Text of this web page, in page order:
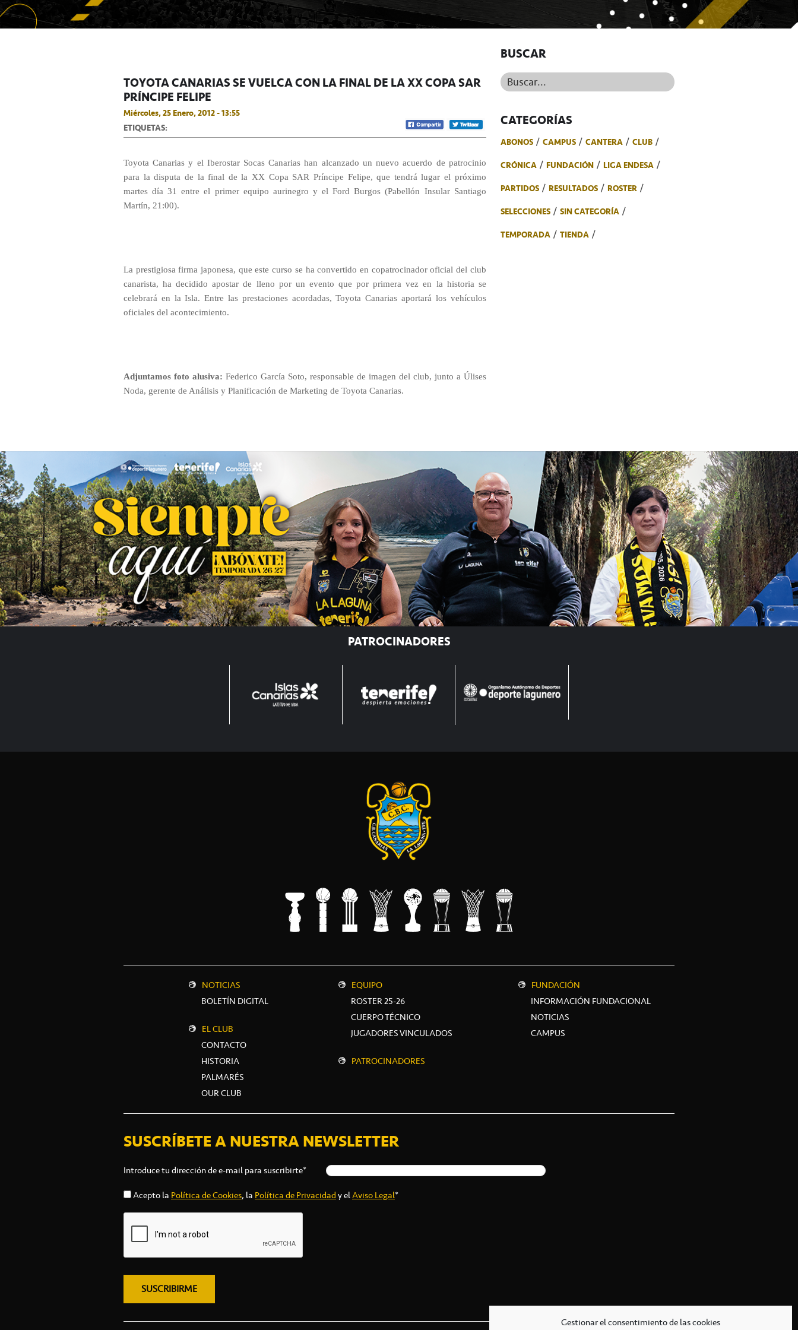
Gestionar el consentimiento de las cookies
TOYOTA CANARIAS SE VUELCA CON LA FINAL DE LA XX COPA SAR
PRÍNCIPE FELIPE
Miércoles, 25 Enero, 2012 - 13:55
ETIQUETAS:
Toyota Canarias y el Iberostar Socas Canarias han alcanzado un nuevo acuerdo de patrocinio
para la disputa de la final de la XX Copa SAR Príncipe Felipe, que tendrá lugar el próximo
martes día 31 entre el primer equipo aurinegro y el Ford Burgos (Pabellón Insular Santiago
Martín, 21:00).
La prestigiosa firma japonesa, que este curso se ha convertido en copatrocinador oficial del club
canarista, ha decidido apostar de lleno por un evento que por primera vez en la historia se
celebrará en la Isla. Entre las prestaciones acordadas, Toyota Canarias aportará los vehículos
oficiales del acontecimiento.
Adjuntamos foto alusiva: Federico García Soto, responsable de imagen del club, junto a Úlises
Noda, gerente de Análisis y Planificación de Marketing de Toyota Canarias.
BUSCAR
Buscar...
CATEGORÍAS
ABONOS CAMPUS CANTERA
CLUB
CRÓNICA
FUNDACIÓN
LIGA ENDESA
PARTIDOS
RESULTADOS
ROSTER
SELECCIONES
SIN CATEGORÍA
TEMPORADA
TIENDA
PATROCINADORES
NOTICIAS
BOLETÍN DIGITAL
EL CLUB
CONTACTO
HISTORIA
PALMARÉS
OUR CLUB
EQUIPO
ROSTER 25-26
CUERPO TÉCNICO
JUGADORES VINCULADOS
PATROCINADORES
FUNDACIÓN
INFORMACIÓN FUNDACIONAL
NOTICIAS
CAMPUS
SUSCRÍBETE A NUESTRA NEWSLETTER
Introduce tu dirección de e-mail para suscribirte*
Acepto la Política de Cookies, la Política de Privacidady elAviso Legal*